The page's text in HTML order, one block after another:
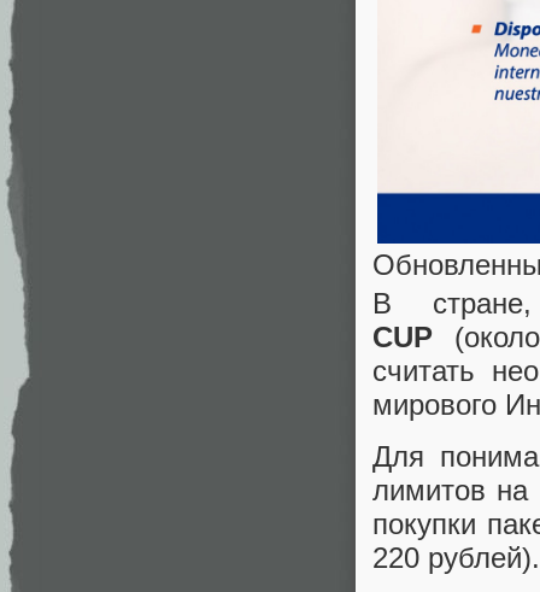
В
CUP
считать
мирового
Для
лимитов на
покупки
220 рублей).